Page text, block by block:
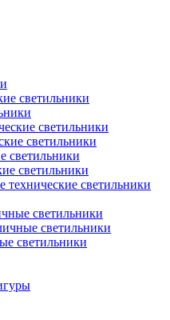
светильники
светильники
светильники
светильники
светильники
технические светильники
светильники
светильники
светильники